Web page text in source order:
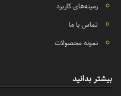
زمینه‌های کاربرد
تماس با ما
نمونه محصولات
بیشتر بدانید